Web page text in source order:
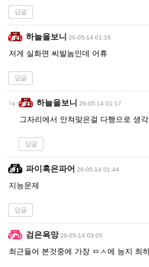
답글
하늘을보니 26-05-14 01:16
저게 실화면 씨발놈인데 어휴
답글
하늘을보니 26-05-14 01:17
그자리에서 안쳐맞은걸 다행으로 생
답글
파이혹은파어 26-05-14 01:44
지능문제
답글
검은욕망 26-05-14 03:05
최근들어 본것중에 가장 ㅂㅅ에 능지 최